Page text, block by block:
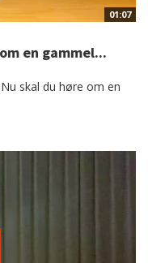
01:07
en gammel...
skal du høre om en